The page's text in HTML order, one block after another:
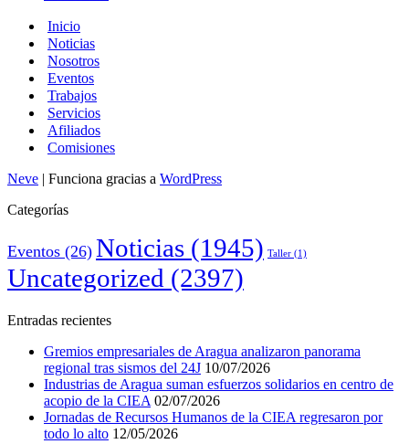
Inicio
Noticias
Nosotros
Eventos
Trabajos
Servicios
Afiliados
Comisiones
Neve | Funciona gracias a WordPress
Categorías
Eventos (26) Noticias (1945) Taller (1)
Uncategorized (2397)
Entradas recientes
Gremios empresariales de Aragua analizaron panorama
regional tras sismos del 24J 10/07/2026
Industrias de Aragua suman esfuerzos solidarios en centro de
acopio de la CIEA 02/07/2026
Jornadas de Recursos Humanos de la CIEA regresaron por
todo lo alto 12/05/2026